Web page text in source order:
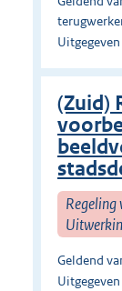
(Zuid)
Geldend